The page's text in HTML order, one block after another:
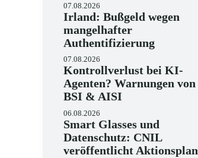
07.08.2026
Irland: Bußgeld wegen
mangelhafter
Authentifizierung
07.08.2026
Kontrollverlust bei KI-
Agenten? Warnungen von
BSI & AISI
06.08.2026
Smart Glasses und
Datenschutz: CNIL
veröffentlicht Aktionsplan